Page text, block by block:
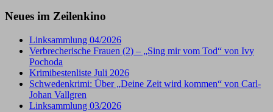
Neues im Zeilenkino
Linksammlung 04/2026
Verbrecherische Frauen (2) – „Sing mir vom Tod“ von Ivy
Pochoda
Krimibestenliste Juli 2026
Schwedenkrimi: Über „Deine Zeit wird kommen“ von Carl-
Johan Vallgren
Linksammlung 03/2026